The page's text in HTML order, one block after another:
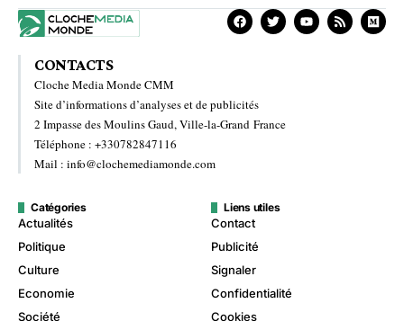
CONTACTS
Cloche Media Monde CMM
Site d’informations d’analyses et de publicités
2 Impasse des Moulins Gaud, Ville-la-Grand France
Téléphone : +330782847116
Mail : info@clochemediamonde.com
Catégories
Actualités
Politique
Culture
Economie
Société
Liens utiles
Contact
Publicité
Signaler
Confidentialité
Cookies